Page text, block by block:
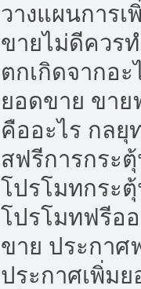
วางแผนการ
ขายไม่ดีควร
ตกเกิดจากอะ
ยอดขาย ขาย
คืออะไร กลยุ
สฟรีการกระ
โปรโมทกระ
โปรโมทฟรีอ
ขาย ประกาศ
ประกาศเพิ่ม